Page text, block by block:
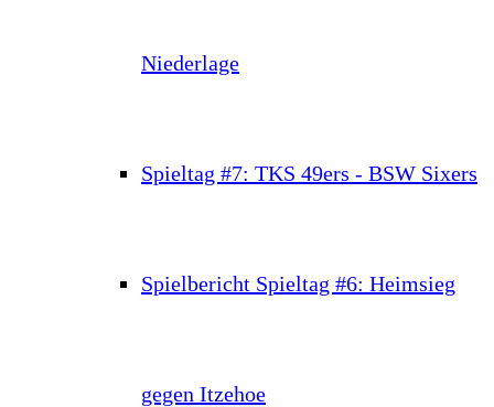
Niederlage
Spieltag #7: TKS 49ers - BSW Sixers
Spielbericht Spieltag #6: Heimsieg
gegen Itzehoe